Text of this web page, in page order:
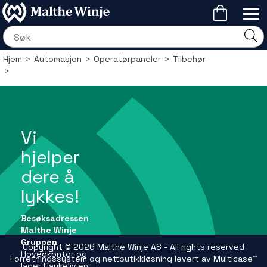
Hjem>Automasjon>Operatørpaneler>Tilbehør
>
Vi
hjelper
dere å
lykkes!
Besøksadressen
Malthe Winje
Gruppen
Hovedkontor og
Copyright © 2026 Malthe Winje AS - All rights reserved
Forretningssystem og nettbutikkløsning levert av Multicase™